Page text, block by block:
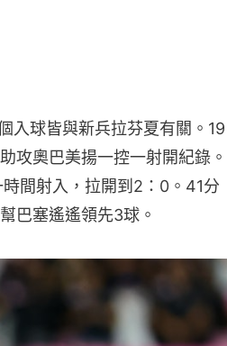
入球皆與新兵拉芬夏有關。19
攻奧巴美揚一控一射開紀錄。
間射入，拉開到2：0。41分
巴塞遙遙領先3球。